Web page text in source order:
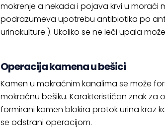
mokrenje a nekada i pojava krvi u
podrazumeva upotrebu antibiotika po
urinokulture ). Ukoliko se ne leči upala
Operacija kamena u bešici
Kamen u mokraćnim kanalima se može
mokraćnu bešiku. Karakterističan znak za
formirani kamen blokira protok urina kroz
se odstrani operacijom.